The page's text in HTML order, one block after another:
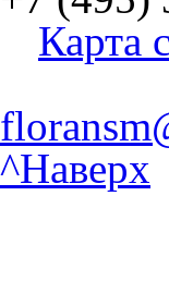
Карта
^Наверх